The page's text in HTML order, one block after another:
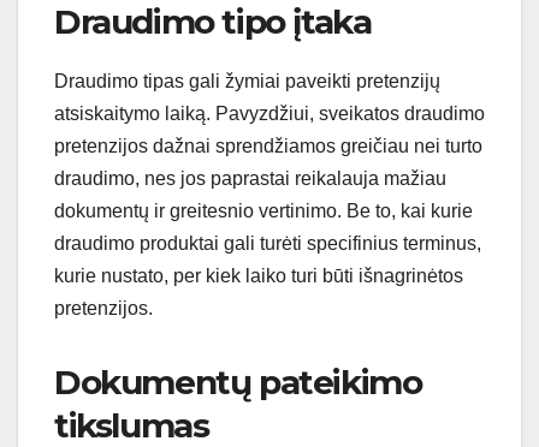
Draudimo tipo įtaka
Draudimo tipas gali žymiai paveikti pretenzijų
atsiskaitymo laiką. Pavyzdžiui, sveikatos draudimo
pretenzijos dažnai sprendžiamos greičiau nei turto
draudimo, nes jos paprastai reikalauja mažiau
dokumentų ir greitesnio vertinimo. Be to, kai kurie
draudimo produktai gali turėti specifinius terminus,
kurie nustato, per kiek laiko turi būti išnagrinėtos
pretenzijos.
Dokumentų pateikimo
tikslumas